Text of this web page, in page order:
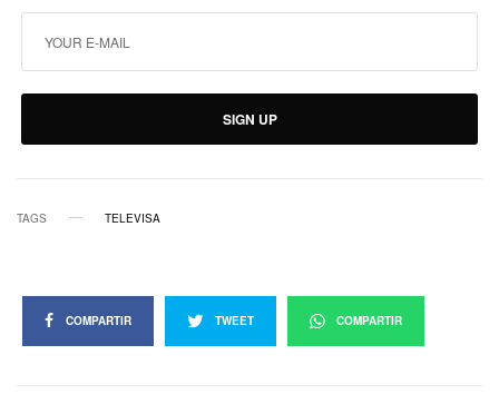
SIGN UP
TAGS TELEVISA
COMPARTIR TWEET COMPARTIR